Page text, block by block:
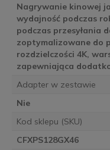
Nagrywanie kinowej
wydajność podczas
podczas przesyłania
zoptymalizowane do
rozdzielczości 4K,
zapewniająca
Adapter w zestawie
Nie
Kod sklepu (SKU)
CFXPS128GX46